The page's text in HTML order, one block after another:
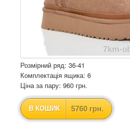
Розмірний ряд: 36-41
Комплектація ящика: 6
Ціна за пару: 960 грн.
В КОШИК 5760 грн.